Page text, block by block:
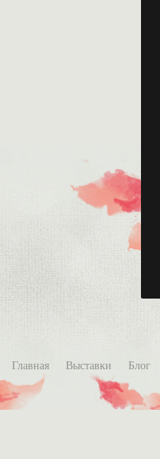
Главная Выставки Блог